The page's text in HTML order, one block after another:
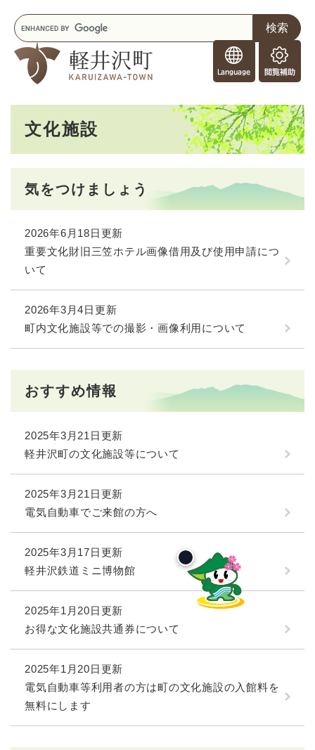
o
r
e
i
r
閲
覧
助
キ
ー
ワ
文化施設
気をつけましょう
2026年6月18日更新
重要文化財旧三笠ホテル画像借用及び使用申請につ
いて
2026年3月4日更新
町内文化施設等での撮影・画像利用について
おすすめ情報
2025年3月21日更新
軽井沢町の文化施設等について
2025年3月21日更新
電気自動車でご来館の方へ
2025年3月17日更新
軽井沢鉄道ミニ博物館
2025年1月20日更新
お得な文化施設共通券について
2025年1月20日更新
電気自動車等利用者の方は町の文化施設の入館料を
無料にします